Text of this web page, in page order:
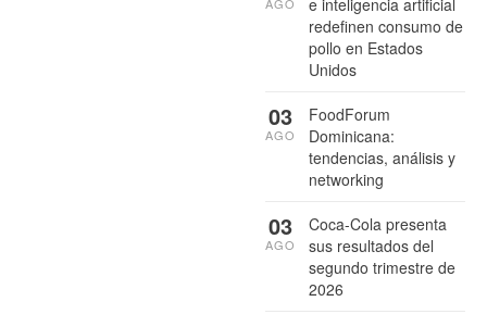
redefinen consumo de
pollo en Estados
Unidos
FoodForum
Dominicana:
tendencias, análisis y
networking
03
AGO
Coca-Cola presenta
sus resultados del
segundo trimestre de
2026
03
AGO